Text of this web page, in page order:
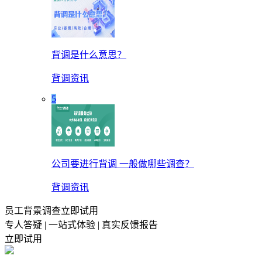
背调是什么意思？
背调资讯
5
公司要进行背调 一般做哪些调查？
背调资讯
员工背景调查立即试用
专人答疑 | 一站式体验 | 真实反馈报告
立即试用